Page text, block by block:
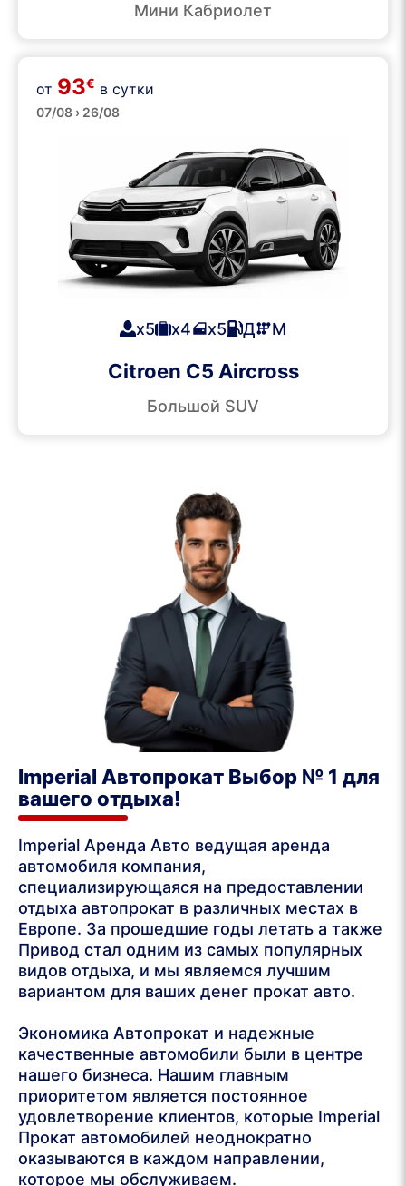
Мини Кабриолет
SUVs
от 93€ в сутки
07/08 › 26/08
x5 x4 x5 Д М
Citroen C5 Aircross
Большой SUV
Imperial Автопрокат Выбор № 1 для
вашего отдыха!
Imperial Аренда Авто ведущая аренда
автомобиля компания,
специализирующаяся на предоставлении
отдыха автопрокат в различных местах в
Европе. За прошедшие годы летать а также
Привод стал одним из самых популярных
видов отдыха, и мы являемся лучшим
вариантом для ваших денег прокат авто.
Экономика Автопрокат и надежные
качественные автомобили были в центре
нашего бизнеса. Нашим главным
приоритетом является постоянное
удовлетворение клиентов, которые Imperial
Прокат автомобилей неоднократно
оказываются в каждом направлении,
которое мы обслуживаем.